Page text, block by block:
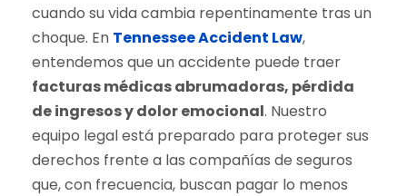
cuando su vida cambia repentinamente tras un
choque. En Tennessee Accident Law,
entendemos que un accidente puede traer
facturas médicas abrumadoras, pérdida
de ingresos y dolor emocional. Nuestro
equipo legal está preparado para proteger sus
derechos frente a las compañías de seguros
que, con frecuencia, buscan pagar lo menos